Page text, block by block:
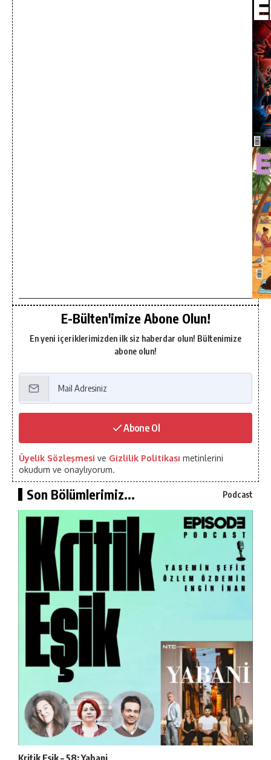
E-Bülten'imize Abone Olun!
En yeni içeriklerimizden ilk siz haberdar olun! Bültenimize
abone olun!
Abone Ol
Üyelik Sözleşmesi ve Gizlilik Politikası metinlerini
okudum ve onaylıyorum.
Son Bölümlerimiz... Podcast
Kritik Eşik – 58: Yabani